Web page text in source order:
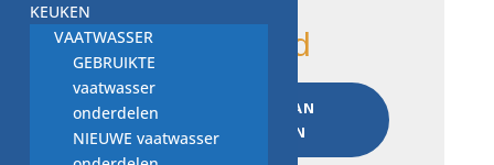
1 op voorraad
afvoerpomp
ASKOLL
0.00.64.26-
1,
TOEVOEGEN AAN
WINKELWAGEN
KEUKEN
VAATWASSER
GEBRUIKTE
vaatwasser
onderdelen
NIEUWE vaatwasser